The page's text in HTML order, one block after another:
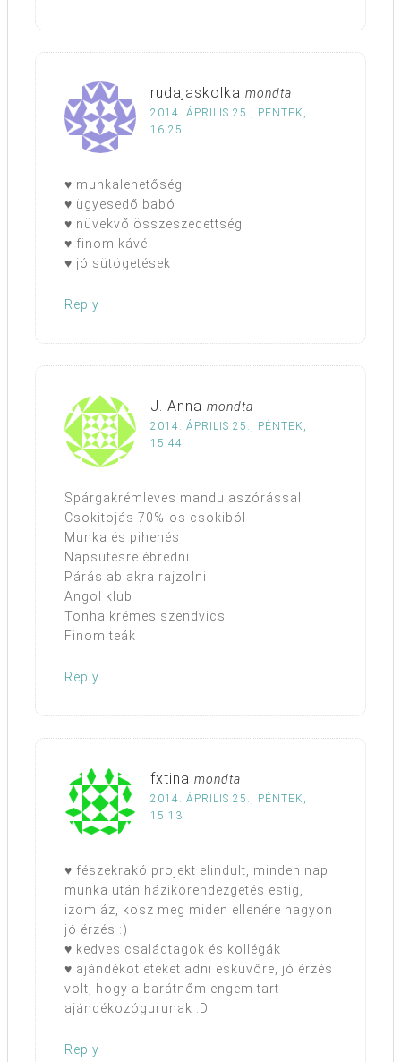
rudajaskolka mondta
2014. ÁPRILIS 25., PÉNTEK,
16:25
♥ munkalehetőség
♥ ügyesedő babó
♥ nüvekvő összeszedettség
♥ finom kávé
♥ jó sütögetések
Reply
J. Anna mondta
2014. ÁPRILIS 25., PÉNTEK,
15:44
Spárgakrémleves mandulaszórással
Csokitojás 70%-os csokiból
Munka és pihenés
Napsütésre ébredni
Párás ablakra rajzolni
Angol klub
Tonhalkrémes szendvics
Finom teák
Reply
fxtina mondta
2014. ÁPRILIS 25., PÉNTEK,
15:13
♥ fészekrakó projekt elindult, minden nap
munka után házikórendezgetés estig,
izomláz, kosz meg miden ellenére nagyon
jó érzés :)
♥ kedves családtagok és kollégák
♥ ajándékötleteket adni esküvőre, jó érzés
volt, hogy a barátnőm engem tart
ajándékozógurunak :D
Reply